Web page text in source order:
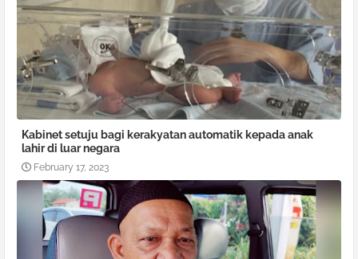
Kabinet setuju bagi kerakyatan automatik kepada anak
lahir di luar negara
February 17, 2023